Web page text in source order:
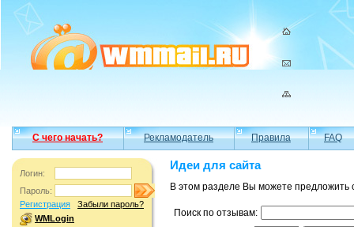
С чего начать? Рекламодатель Правила FAQ
Логин:
Пароль:
Регистрация
Забыли пароль?
WMLogin
Идеи для сайта
В этом разделе Вы можете
Поиск по отзывам: